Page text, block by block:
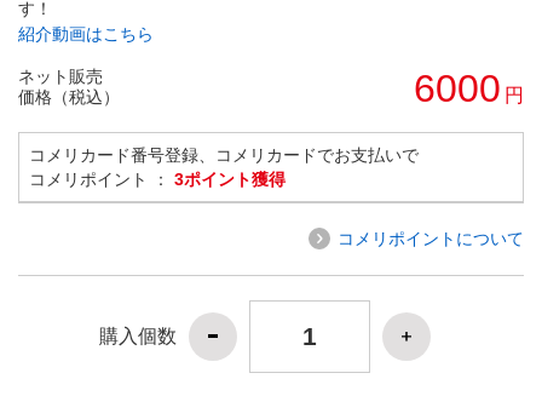
す！
紹介動画はこちら
ネット販売
価格（税込）
6000 円
コメリカード番号登録、コメリカードでお支払いで
コメリポイント ： 3ポイント獲得
コメリポイントについて
購入個数